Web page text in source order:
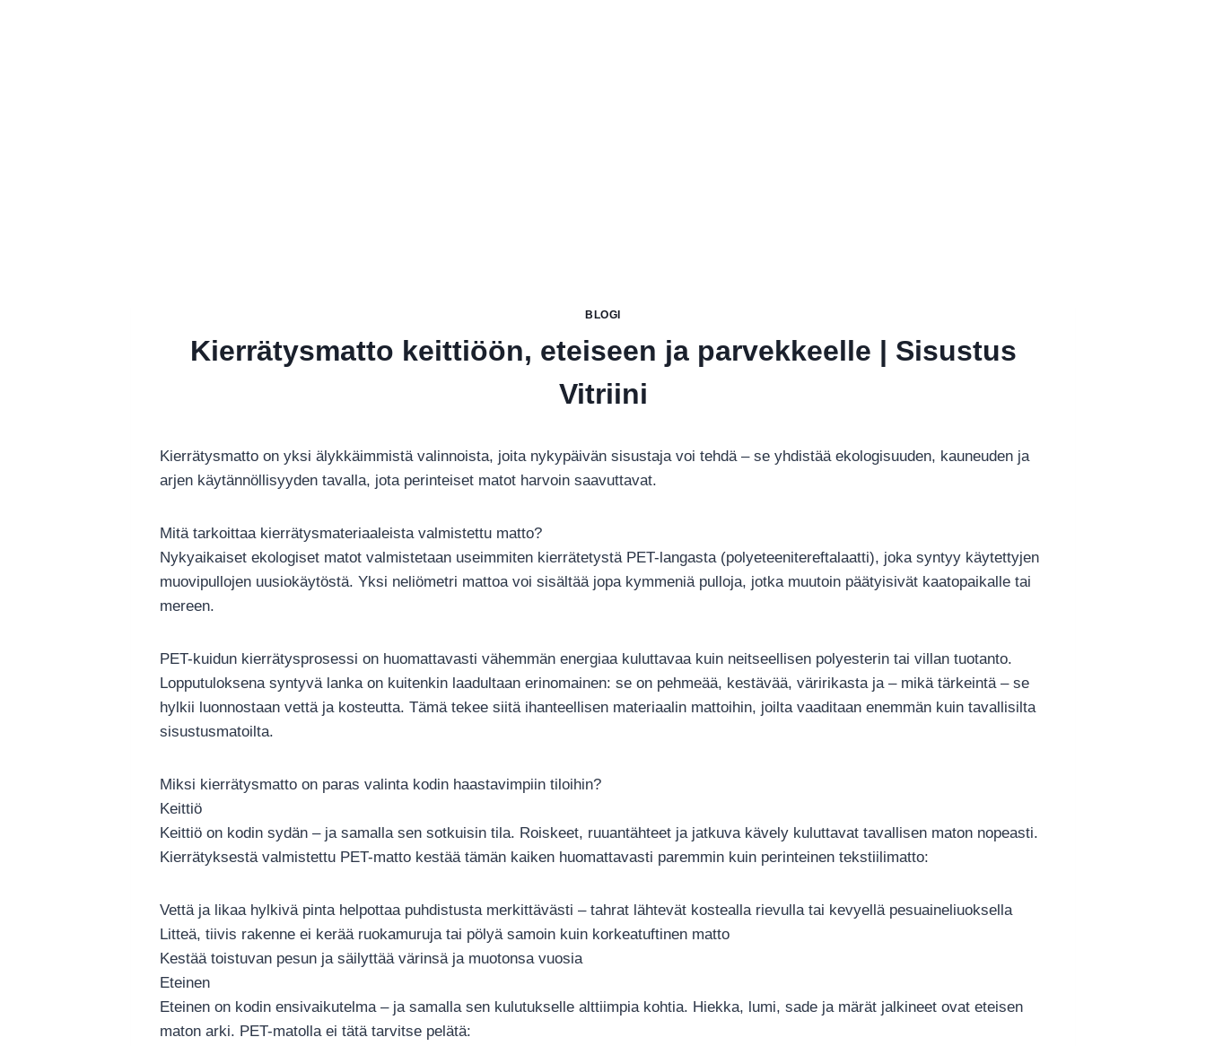
BLOGI
Kierrätysmatto keittiöön, eteiseen ja parvekkeelle | Sisustus
Vitriini
Kierrätysmatto on yksi älykkäimmistä valinnoista, joita nykypäivän sisustaja voi tehdä – se yhdistää ekologisuuden, kauneuden ja
arjen käytännöllisyyden tavalla, jota perinteiset matot harvoin saavuttavat.
Mitä tarkoittaa kierrätysmateriaaleista valmistettu matto?
Nykyaikaiset ekologiset matot valmistetaan useimmiten kierrätetystä PET-langasta (polyeteenitereftalaatti), joka syntyy käytettyjen
muovipullojen uusiokäytöstä. Yksi neliömetri mattoa voi sisältää jopa kymmeniä pulloja, jotka muutoin päätyisivät kaatopaikalle tai
mereen.
PET-kuidun kierrätysprosessi on huomattavasti vähemmän energiaa kuluttavaa kuin neitseellisen polyesterin tai villan tuotanto.
Lopputuloksena syntyvä lanka on kuitenkin laadultaan erinomainen: se on pehmeää, kestävää, väririkasta ja – mikä tärkeintä – se
hylkii luonnostaan vettä ja kosteutta. Tämä tekee siitä ihanteellisen materiaalin mattoihin, joilta vaaditaan enemmän kuin tavallisilta
sisustusmatoilta.
Miksi kierrätysmatto on paras valinta kodin haastavimpiin tiloihin?
Keittiö
Keittiö on kodin sydän – ja samalla sen sotkuisin tila. Roiskeet, ruuantähteet ja jatkuva kävely kuluttavat tavallisen maton nopeasti.
Kierrätyksestä valmistettu PET-matto kestää tämän kaiken huomattavasti paremmin kuin perinteinen tekstiilimatto:
Vettä ja likaa hylkivä pinta helpottaa puhdistusta merkittävästi – tahrat lähtevät kostealla rievulla tai kevyellä pesuaineliuoksella
Litteä, tiivis rakenne ei kerää ruokamuruja tai pölyä samoin kuin korkeatuftinen matto
Kestää toistuvan pesun ja säilyttää värinsä ja muotonsa vuosia
Eteinen
Eteinen on kodin ensivaikutelma – ja samalla sen kulutukselle alttiimpia kohtia. Hiekka, lumi, sade ja märät jalkineet ovat eteisen
maton arki. PET-matolla ei tätä tarvitse pelätä: